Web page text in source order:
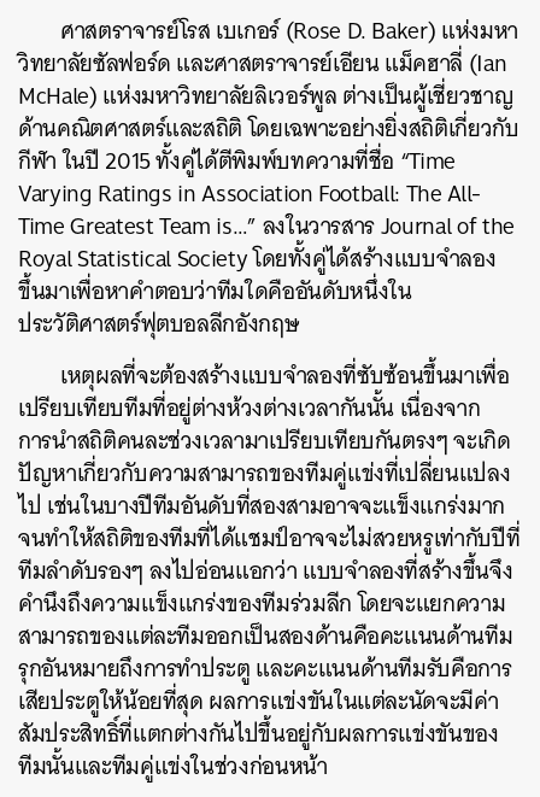
ศาสตราจารย์โรส เบเกอร์ (Rose D. Baker) แห่งมหา
วิทยาลัยซัลฟอร์ด และศาสตราจารย์เอียน แม็คฮาลี่ (Ian
McHale) แห่งมหาวิทยาลัยลิเวอร์พูล ต่างเป็นผู้เชี่ยวชาญ
ด้านคณิตศาสตร์และสถิติ โดยเฉพาะอย่างยิ่งสถิติเกี่ยวกับ
กีฬา ในปี 2015 ทั้งคู่ได้ตีพิมพ์บทความที่ชื่อ “Time
Varying Ratings in Association Football: The All-
Time Greatest Team is…” ลงในวารสาร Journal of the
Royal Statistical Society โดยทั้งคู่ได้สร้างแบบจำลอง
ขึ้นมาเพื่อหาคำตอบว่าทีมใดคืออันดับหนึ่งใน
ประวัติศาสตร์ฟุตบอลลีกอังกฤษ
เหตุผลที่จะต้องสร้างแบบจำลองที่ซับซ้อนขึ้นมาเพื่อ
เปรียบเทียบทีมที่อยู่ต่างห้วงต่างเวลากันนั้น เนื่องจาก
การนำสถิติคนละช่วงเวลามาเปรียบเทียบกันตรงๆ จะเกิด
ปัญหาเกี่ยวกับความสามารถของทีมคู่แข่งที่เปลี่ยนแปลง
ไป เช่นในบางปีทีมอันดับที่สองสามอาจจะแข็งแกร่งมาก
จนทำให้สถิติของทีมที่ได้แชมป์อาจจะไม่สวยหรูเท่ากับปีที่
ทีมลำดับรองๆ ลงไปอ่อนแอกว่า แบบจำลองที่สร้างขึ้นจึง
คำนึงถึงความแข็งแกร่งของทีมร่วมลีก โดยจะแยกความ
สามารถของแต่ละทีมออกเป็นสองด้านคือคะแนนด้านทีม
รุกอันหมายถึงการทำประตู และคะแนนด้านทีมรับคือการ
เสียประตูให้น้อยที่สุด ผลการแข่งขันในแต่ละนัดจะมีค่า
สัมประสิทธิ์ที่แตกต่างกันไปขึ้นอยู่กับผลการแข่งขันของ
ทีมนั้นและทีมคู่แข่งในช่วงก่อนหน้า